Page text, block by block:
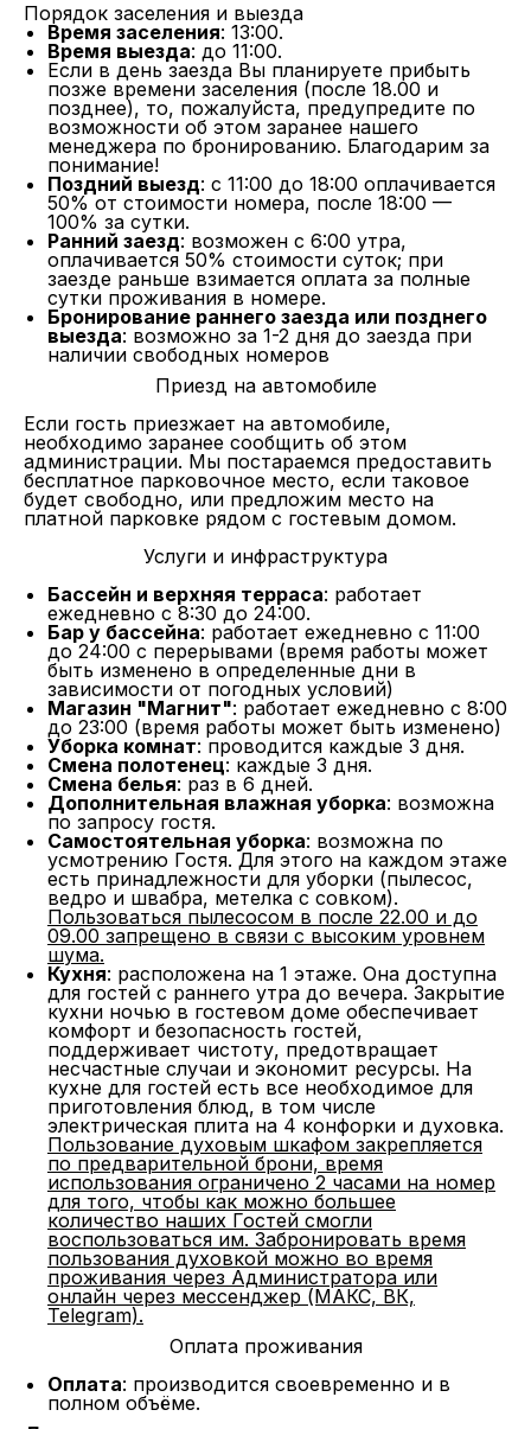
Порядок заселения и выезда
Время заселения: 13:00.
Время выезда: до 11:00.
Если в день заезда Вы планируете прибыть
позже времени заселения (после 18.00 и
позднее), то, пожалуйста, предупредите по
возможности об этом заранее нашего
менеджера по бронированию. Благодарим за
понимание!
Поздний выезд: с 11:00 до 18:00 оплачивается
50% от стоимости номера, после 18:00 —
100% за сутки.
Ранний заезд: возможен с 6:00 утра,
оплачивается 50% стоимости суток; при
заезде раньше взимается оплата за полные
сутки проживания в номере.
Бронирование раннего заезда или позднего
выезда: возможно за 1-2 дня до заезда при
наличии свободных номеров
Приезд на автомобиле
Если гость приезжает на автомобиле,
необходимо заранее сообщить об этом
администрации. Мы постараемся предоставить
бесплатное парковочное место, если таковое
будет свободно, или предложим место на
платной парковке рядом с гостевым домом.
Услуги и инфраструктура
Бассейн и верхняя терраса: работает
ежедневно с 8:30 до 24:00.
Бар у бассейна: работает ежедневно с 11:00
до 24:00 с перерывами (время работы может
быть изменено в определенные дни в
зависимости от погодных условий)
Магазин "Магнит": работает ежедневно с 8:00
до 23:00 (время работы может быть изменено)
Уборка комнат: проводится каждые 3 дня.
Смена полотенец: каждые 3 дня.
Смена белья: раз в 6 дней.
Дополнительная влажная уборка: возможна
по запросу гостя.
Самостоятельная уборка: возможна по
усмотрению Гостя. Для этого на каждом этаже
есть принадлежности для уборки (пылесос,
ведро и швабра, метелка с совком).
Пользоваться пылесосом в после 22.00 и до
09.00 запрещено в связи с высоким уровнем
шума.
Кухня: расположена на 1 этаже. Она доступна
для гостей с раннего утра до вечера. Закрытие
кухни ночью в гостевом доме обеспечивает
комфорт и безопасность гостей,
поддерживает чистоту, предотвращает
несчастные случаи и экономит ресурсы. На
кухне для гостей есть все необходимое для
приготовления блюд, в том числе
электрическая плита на 4 конфорки и духовка.
Пользование духовым шкафом закрепляется
по предварительной брони, время
использования ограничено 2 часами на номер
для того, чтобы как можно большее
количество наших Гостей смогли
воспользоваться им. Забронировать время
пользования духовкой можно во время
проживания через Администратора или
онлайн через мессенджер (МАКС, ВК,
Telegram).
Оплата проживания
Оплата: производится своевременно и в
полном объёме.